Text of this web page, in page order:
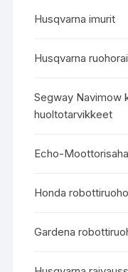
Husqvarna imurit
Husqvarna
Segway Navimow
huoltotarvikkeet
Echo-
Honda
Gardena